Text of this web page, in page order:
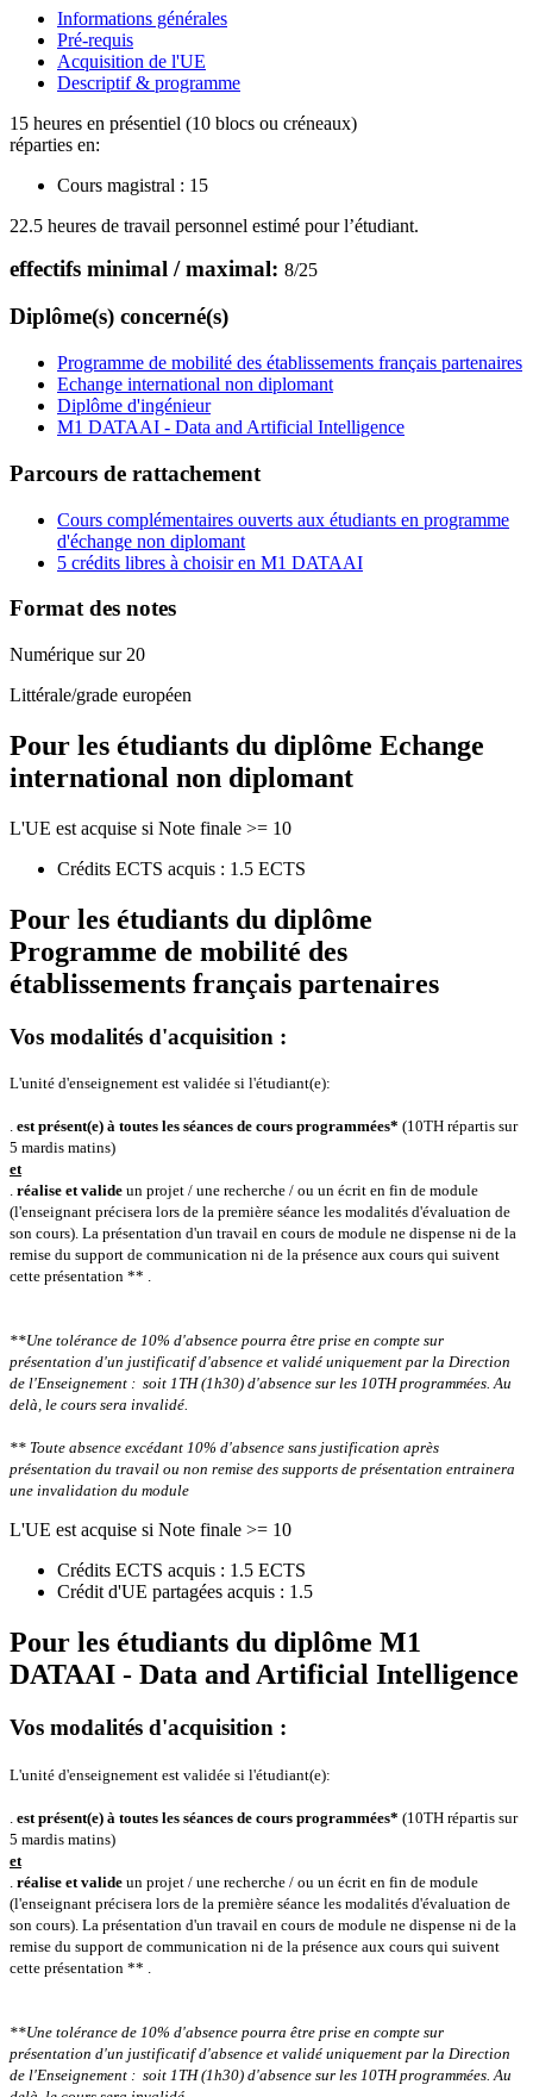
Informations générales
Pré-requis
Acquisition de l'UE
Descriptif & programme
15 heures en présentiel (10 blocs ou créneaux)
réparties en:
Cours magistral : 15
22.5 heures de travail personnel estimé pour l’étudiant.
effectifs minimal / maximal: 8/25
Diplôme(s) concerné(s)
Programme de mobilité des établissements français partenaires
Echange international non diplomant
Diplôme d'ingénieur
M1 DATAAI - Data and Artificial Intelligence
Parcours de rattachement
Cours complémentaires ouverts aux étudiants en programme
d'échange non diplomant
5 crédits libres à choisir en M1 DATAAI
Format des notes
Numérique sur 20
Littérale/grade européen
Pour les étudiants du diplôme Echange
international non diplomant
L'UE est acquise si Note finale >= 10
Crédits ECTS acquis : 1.5 ECTS
Pour les étudiants du diplôme
Programme de mobilité des
établissements français partenaires
Vos modalités d'acquisition :
L'unité d'enseignement est validée si l'étudiant(e):
. est présent(e) à toutes les séances de cours programmées* (10TH répartis sur
5 mardis matins)
et
. réalise et valide un projet / une recherche / ou un écrit en fin de module
(l'enseignant précisera lors de la première séance les modalités d'évaluation de
son cours). La présentation d'un travail en cours de module ne dispense ni de la
remise du support de communication ni de la présence aux cours qui suivent
cette présentation ** .
**Une tolérance de 10% d'absence pourra être prise en compte sur
présentation d'un justificatif d'absence et validé uniquement par la Direction
de l'Enseignement : soit 1TH (1h30) d'absence sur les 10TH programmées.Au
delà, le cours sera invalidé.
** Toute absence excédant 10% d'absence sans justification après
présentation du travail ou non remise des supports de présentation entrainera
une invalidation du module
L'UE est acquise si Note finale >= 10
Crédits ECTS acquis : 1.5 ECTS
Crédit d'UE partagées acquis : 1.5
Pour les étudiants du diplôme M1
DATAAI - Data and Artificial Intelligence
Vos modalités d'acquisition :
L'unité d'enseignement est validée si l'étudiant(e):
est présent(e) à toutes les séances de cours programmées* (10TH répartis sur
5 mardis matins)
et
réalise et valide un projet / une recherche / ou un écrit en fin de module
(l'enseignant précisera lors de la première séance les modalités d'évaluation de
son cours). La présentation d'un travail en cours de module ne dispense ni de la
remise du support de communication ni de la présence aux cours qui suivent
cette présentation ** .
**Une tolérance de 10% d'absence pourra être prise en compte sur
présentation d'un justificatif d'absence et validé uniquement par la Direction
de l'Enseignement : soit 1TH (1h30) d'absence sur les 10TH programmées. Au